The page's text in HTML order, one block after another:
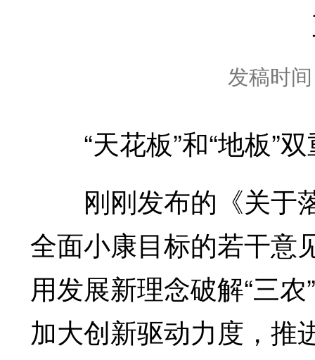
发稿时
“天花板”和“地板”双
刚刚发布的《关于
全面小康目标的若干意
用发展新理念破解“三
加大创新驱动力度，推